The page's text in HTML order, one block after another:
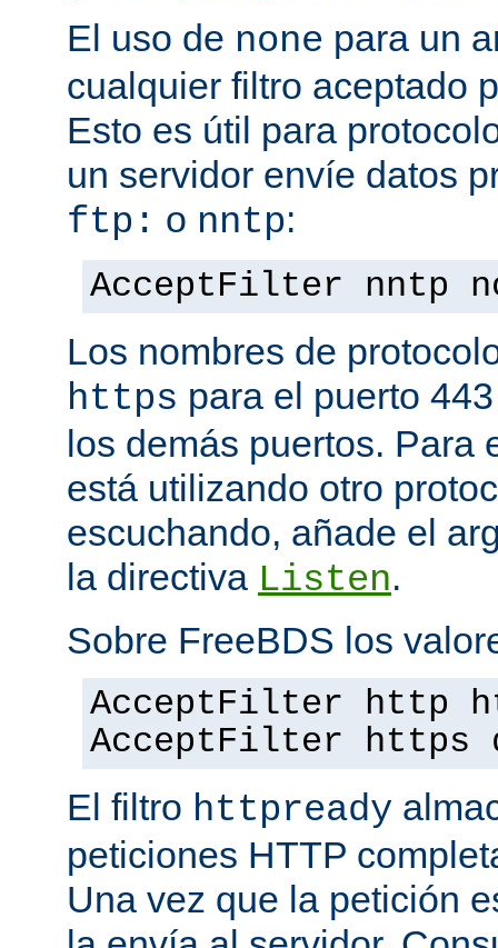
El uso de none para un
cualquier filtro aceptado
Esto es útil para
un servidor envíe datos
ftp: o nntp:
AcceptFilter nntp
Los nombres de
https para el puerto
los demás puertos. Para
está utilizando otro
escuchando, añade el
la directiva Listen.
Sobre FreeBDS los
AcceptFilter http
AcceptFilter https
El filtro httpready
peticiones HTTP
Una vez que la petición